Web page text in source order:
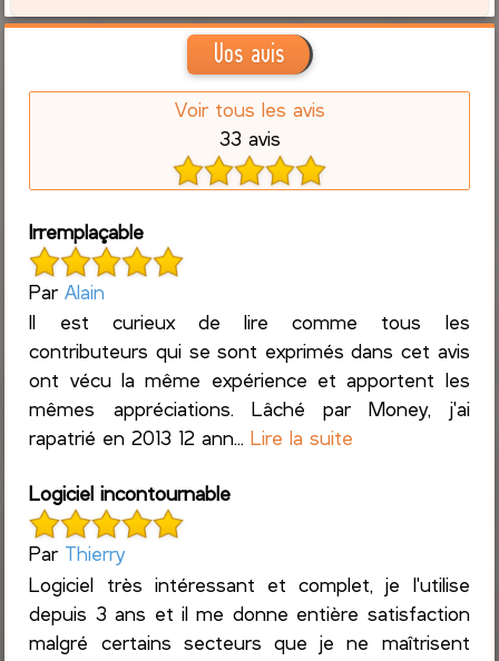
Vos avis
Voir tous les avis
33 avis
Irremplaçable
ParAlain
Il est curieux de lire comme tous les
contributeurs qui se sont exprimés dans cet avis
ont vécu la même expérience et apportent les
mêmes appréciations. Lâché par Money, j'ai
rapatrié en 2013 12 ann...Lire la suite
Logiciel incontournable
Par Thierry
Logiciel très intéressant et complet, je l'utilise
depuis 3 ans et il me donne entière satisfaction
malgré certains secteurs que je ne maîtrisent